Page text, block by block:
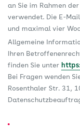
an Sie im Rahmen
verwendet. Die E-
und maximal vier
Allgemeine
Ihren
finden Sie unter
Bei Fragen wenden
Rosenthaler Str. 31,